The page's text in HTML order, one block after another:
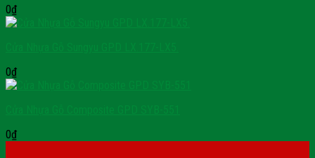
0₫
0₫
0₫